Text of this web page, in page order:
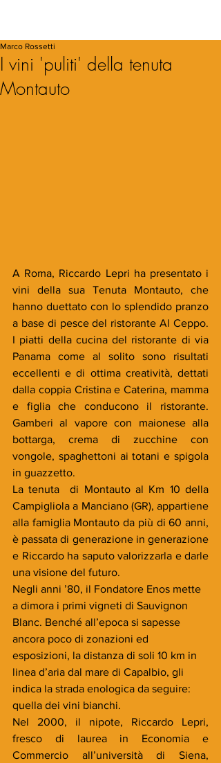
I vini 'puliti' della tenuta
Montauto
Marco Rossetti
A Roma, Riccardo Lepri ha presentato i
vini della sua Tenuta Montauto, che
hanno duettato con lo splendido pranzo
a base di pesce del ristorante Al Ceppo.
I piatti della cucina del ristorante di via
Panama come al solito sono risultati
eccellenti e di ottima creatività, dettati
dalla coppia Cristina e Caterina, mamma
e figlia che conducono il ristorante.
Gamberi al vapore con maionese alla
bottarga, crema di zucchine con
vongole, spaghettoni ai totani e spigola
in guazzetto.
La tenuta  di Montauto al Km 10 della
Campigliola a Manciano (GR), appartiene
alla famiglia Montauto da più di 60 anni,
è passata di generazione in generazione
e Riccardo ha saputo valorizzarla e darle
una visione del futuro.
Negli anni ’80, il Fondatore Enos mette
a dimora i primi vigneti di Sauvignon
Blanc. Benché all’epoca si sapesse
ancora poco di zonazioni ed
esposizioni, la distanza di soli 10 km in
linea d’aria dal mare di Capalbio, gli
indica la strada enologica da seguire:
quella dei vini bianchi.
Nel 2000, il nipote, Riccardo Lepri,
fresco di laurea in Economia e
Commercio all’università di Siena,